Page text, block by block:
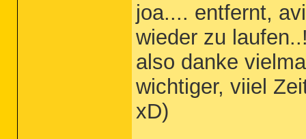
joa.... entfernt,
wieder zu
also danke
wichtiger, viiel
xD)